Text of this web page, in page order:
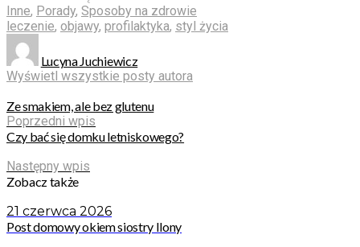
Inne, Porady, Sposoby na zdrowie
leczenie, objawy, profilaktyka, styl życia
Lucyna Juchiewicz
Wyświetl wszystkie posty autora
Ze smakiem, ale bez glutenu
Poprzedni wpis
Czy bać się domku letniskowego?
Następny wpis
Zobacz także
21 czerwca 2026
Post domowy okiem siostry Ilony